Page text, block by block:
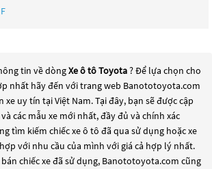
tin về dòngXe ô tô Toyota? Để lựa chọn cho
nhất hãy đến với trang web Banototoyota.com
xe uy tín tại Việt Nam. Tại đây, bạn sẽ được cập
các mẫu xe mới nhất, đầy đủ và chính xác
tìm kiếm chiếc xe ô tô đã qua sử dụng hoặc xe
với nhu cầu của mình với giá cả hợp lý nhất.
chiếc xe đã sử dụng, Banototoyota.com cũng